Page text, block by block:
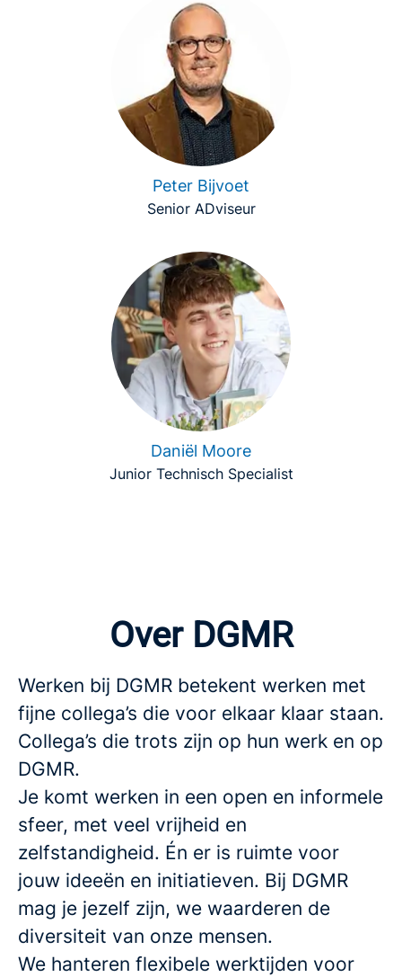
Peter Bijvoet
Senior ADviseur
Daniël Moore
Junior Technisch Specialist
Over DGMR
Werken bij DGMR betekent werken met
fijne collega’s die voor elkaar klaar staan.
Collega’s die trots zijn op hun werk en op
DGMR.
Je komt werken in een open en informele
sfeer, met veel vrijheid en
zelfstandigheid. Én er is ruimte voor
jouw ideeën en initiatieven. Bij DGMR
mag je jezelf zijn, we waarderen de
diversiteit van onze mensen.
We hanteren flexibele werktijden voor